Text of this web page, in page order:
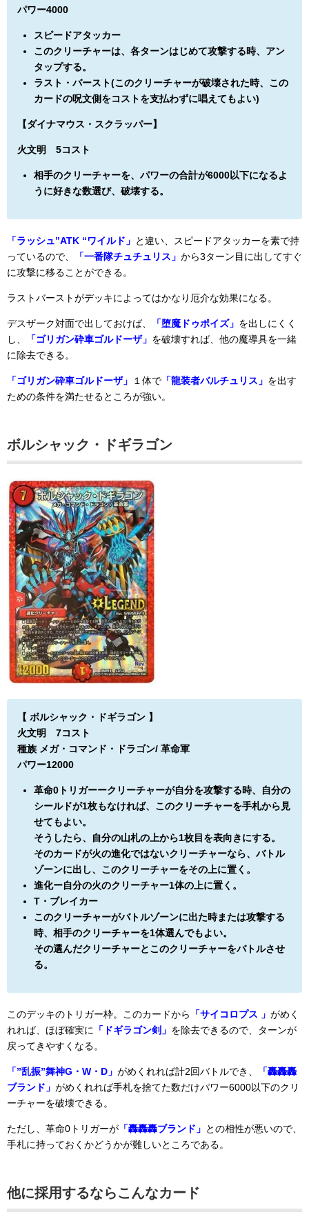
パワー4000
スピードアタッカー
このクリーチャーは、各ターンはじめて攻撃する時、アン
タップする。
ラスト・バースト(このクリーチャーが破壊された時、この
カードの呪文側をコストを支払わずに唱えてもよい)
【ダイナマウス・スクラッパー】
火文明 5コスト
相手のクリーチャーを、パワーの合計が6000以下になるよ
うに好きな数選び、破壊する。
「ラッシュ”ATK “ワイルド」 と違い、スピードアタッカーを素で持
っているので、
「一番隊チュチュリス」 から3ターン目に出してすぐ
に攻撃に移ることができる。
ラストバーストがデッキによってはかなり厄介な効果になる。
デスザーク対面で出しておけば、 「堕魔ドゥポイズ」 を出しにくく
し、
「ゴリガン砕車ゴルドーザ」 を破壊すれば、他の魔導具を一緒
に除去できる。
「ゴリガン砕車ゴルドーザ」 １体で 「龍装者バルチュリス」 を出す
ための条件を満たせるところが強い。
ボルシャック・ドギラゴン
【 ボルシャック・ドギラゴン 】
火文明 7コスト
種族 メガ・コマンド・ドラゴン/ 革命軍
パワー12000
革命0トリガーークリーチャーが自分を攻撃する時、自分の
シールドが1枚もなければ、このクリーチャーを手札から見
せてもよい。
そうしたら、自分の山札の上から1枚目を表向きにする。
そのカードが火の進化ではないクリーチャーなら、バトル
ゾーンに出し、このクリーチャーをその上に置く。
進化ー自分の火のクリーチャー1体の上に置く。
T・ブレイカー
このクリーチャーがバトルゾーンに出た時または攻撃する
時、相手のクリーチャーを1体選んでもよい。
その選んだクリーチャーとこのクリーチャーをバトルさせ
る。
このデッキのトリガー枠。このカードから 「サイコロプス 」 がめく
れれば、ほぼ確実に
「ドギラゴン剣」 を除去できるので、ターンが
戻ってきやすくなる。
「”乱振”舞神G・W・D」 がめくれれば計2回バトルでき、
「轟轟轟
ブランド」 がめくれれば手札を捨てた数だけパワー6000以下のクリ
ーチャーを破壊できる。
ただし、革命0トリガーが 「轟轟轟ブランド」 との相性が悪いので、
手札に持っておくかどうかが難しいところである。
他に採用するならこんなカード